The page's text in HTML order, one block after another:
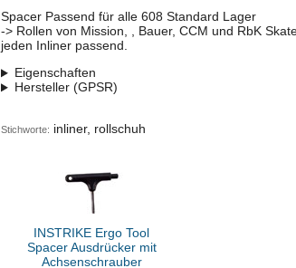
Spacer Passend für alle 608 Standard Lager
-> Rollen von Mission, , Bauer, CCM und RbK
jeden Inliner passend.
Eigenschaften
Hersteller (GPSR)
Stichworte: inliner, rollschuh
INSTRIKE Ergo Tool
Spacer Ausdrücker mit
Achsenschrauber